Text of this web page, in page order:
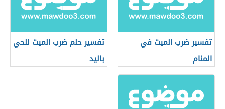
تفسير ضرب الميت في
المنام
تفسير حلم ضرب الميت للحي
باليد